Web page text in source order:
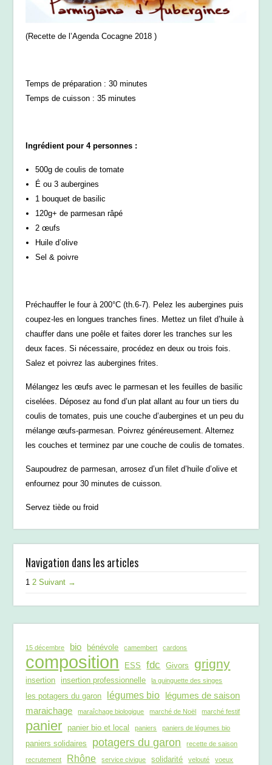
(Recette de l’Agenda Cocagne 2018 )
Temps de préparation : 30 minutes
Temps de cuisson : 35 minutes
Ingrédient pour 4 personnes :
500g de coulis de tomate
É ou 3 aubergines
1 bouquet de basilic
120g+ de parmesan râpé
2 œufs
Huile d’olive
Sel & poivre
Préchauffer le four à 200°C (th.6-7). Pelez les aubergines puis
coupez-les en longues tranches fines. Mettez un filet d’huile à
chauffer dans une poêle et faites dorer les tranches sur les
deux faces. Si nécessaire, procédez en deux ou trois fois.
Salez et poivrez las aubergines frites.
Mélangez les œufs avec le parmesan et les feuilles de basilic
ciselées. Déposez au fond d’un plat allant au four un tiers du
coulis de tomates, puis une couche d’aubergines et un peu du
mélange œufs-parmesan. Poivrez généreusement. Alternez
les couches et terminez par une couche de coulis de tomates.
Saupoudrez de parmesan, arrosez d’un filet d’huile d’olive et
enfournez pour 30 minutes de cuisson.
Servez tiède ou froid
Navigation dans les articles
1 2 Suivant →
15 décembre bio bénévole camembert cardons
composition ESS fdc Givors grigny
insertion insertion professionnelle la guinguette des singes
les potagers du garon légumes bio légumes de saison
maraichage
maraîchage biologique marché de Noël marché festif
panier panier bio et local paniers paniers de légumes bio
paniers solidaires potagers du garon recette de saison
recrutement Rhône service civique solidarité velouté voeux